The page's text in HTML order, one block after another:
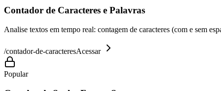
Contador de Caracteres e Palavras
Analise textos em tempo real: contagem de caracteres (com e sem
/contador-de-caracteresAcessar
Popular